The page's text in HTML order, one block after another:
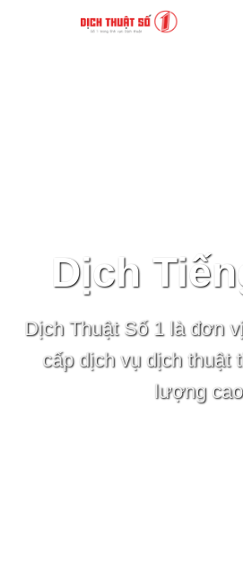
Dịch
Dịch Thuật Số 1 là đơn
cấp dịch vụ dịch thuật
lượng